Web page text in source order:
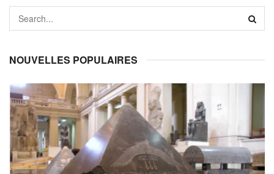
NOUVELLES POPULAIRES